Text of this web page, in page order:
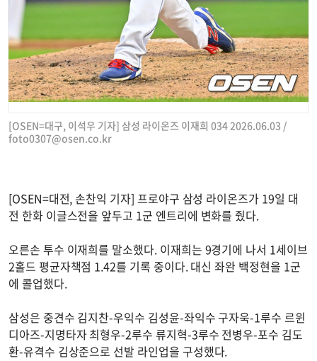
[OSEN=대구, 이석우 기자] 삼성 라이온즈 이재희 034 2026.06.03 /
foto0307@osen.co.kr
[OSEN=대전, 손찬익 기자] 프로야구 삼성 라이온즈가 19일 대
전 한화 이글스전을 앞두고 1군 엔트리에 변화를 줬다.
오른손 투수 이재희를 말소했다. 이재희는 9경기에 나서 1세이브
2홀드 평균자책점 1.42를 기록 중이다. 대신 좌완 백정현을 1군
에 콜업했다.
삼성은 중견수 김지찬-우익수 김성윤-좌익수 구자욱-1루수 르윈
디아즈-지명타자 최형우-2루수 류지혁-3루수 전병우-포수 김도
환-유격수 김상준으로 선발 라인업을 구성했다.